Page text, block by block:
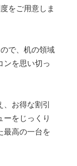
をご用意しま
で、机の領域
ンを思い切っ
お得な割引
ーをじっくり
最高の一台を